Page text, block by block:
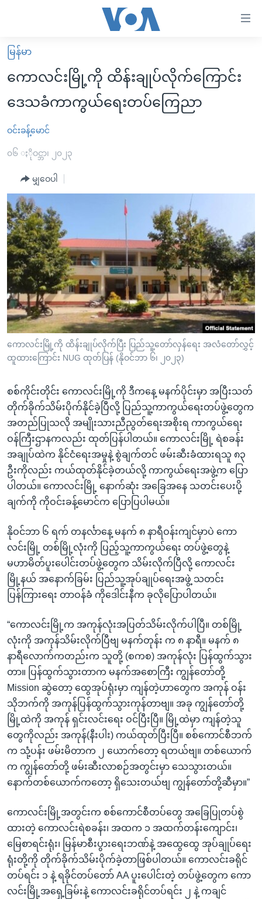
လွယ်ကူ
စေ
များ
ပင်မ
ကျော်
ကြည့်
ရန်
ပင်မ
အ
ညွန်း
စာမျက်နှာ
သို့
ကျော်
ကြည့်
ရန်
ရန်
နေရာ
သို့
ကျော်
ရန်
မူလစာမျက်နှာ
မြန်မာ
ကမ္ဘာ့သတင်းများ
နိုင်ငံတကာ
အစ္စရေး-ပါလက်စတိုင်း
ဗွီဒီယို
သတင်းလွတ်လပ်ခွင့်
အင်္ဂလိပ်စာလေ့လာမယ်
အမေရိကန်သုံးအီဒီယံ
မကြေးမုံရဲ့ အင်္ဂလိပ်စာ
ရုပ်ရှင်ထဲက အင်္ဂလိပ်စာ
သုတပဒေသာ အင်္ဂလိပ်စာ
အပတ်စဉ်ကဏ္ဍများ
ရေဒီယို
တီဗွီ
ရေဒီယိုနှင့်ရုပ်သံ အချက်အလက်များ
ရေဒီယို/တီဗွီအစီအစဉ်
Learning English
ဗွီအိုအေ လူမှုကွန်ယက်များ
မြန်မာ
ကောလင်းမြို့ကို ထိန်းချုပ်လိုက်ကြောင်း
ဒေသခံကာကွယ်ရေးတပ်ကြေညာ
ဝင်းခန့်မောင်
၀၆ ႏိုဝင္ဘာ၊ ၂၀၂၃
မျှဝေပါ
ကောလင်းမြို့ကို ထိန်းချုပ်လိုက်ပြီး ပြည်သူ့တော်လှန်ရေး အလံတော်လွှင့်
ထူထားကြောင်း NUG ထုတ်ပြန် (နိုဝင်ဘာ ၆၊ ၂၀၂၃)
စစ်ကိုင်းတိုင်း ကောလင်းမြို့ကို ဒီကနေ့ မနက်ပိုင်းမှာ အပြီးသတ်
တိုက်ခိုက်သိမ်းပိုက်နိုင်ခဲ့ပြီလို့ ပြည်သူ့ကာကွယ်ရေးတပ်ဖွဲ့တွေက
အတည်ပြုသလို အမျိုးသားညီညွတ်ရေးအစိုးရ ကာကွယ်ရေး
ဝန်ကြီးဌာနကလည်း ထုတ်ပြန်ပါတယ်။ ကောလင်းမြို့ ရဲစခန်း
အချုပ်ထဲက နိုင်ငံရေးအမှုနဲ့ စွဲချက်တင် ဖမ်းဆီးခံထားရသူ ၈၃
ဦးကိုလည်း ကယ်ထုတ်နိုင်ခဲ့တယ်လို့ ကာကွယ်ရေးအဖွဲ့က ပြော
ပါတယ်။ ကောလင်းမြို့ နောက်ဆုံး အခြေအနေ သတင်းပေးပို့
ချက်ကို ကိုဝင်းခန့်မောင်က ပြောပြပါမယ်။
နိုဝင်ဘာ ၆ ရက် တနင်္လာနေ့ မနက် ၈ နာရီဝန်းကျင်မှာပဲ ကော
လင်းမြို့ တစ်မြို့လုံးကို ပြည့်သူ့ကာကွယ်ရေး တပ်ဖွဲ့တွေနဲ့
မဟာမိတ်ပူးပေါင်းတပ်ဖွဲ့တွေက သိမ်းလိုက်ပြီလို့ ကောလင်း
မြို့နယ် အနောက်ခြမ်း ပြည်သူ့အုပ်ချုပ်ရေးအဖွဲ့ သတင်း
ပြန်ကြားရေး တာဝန်ခံ ကိုဒေါင်းနီက ခုလိုပြောပါတယ်။
“ကောလင်းမြို့က အကုန်လုံးအပြတ်သိမ်းလိုက်ပါပြီ။ တစ်မြို့
လုံးကို အကုန်သိမ်းလိုက်ပြီဗျ မနက်တုန်း က ၈ နာရီ။ မနက် ၈
နာရီလောက်ကတည်းက သူတို့ (စကစ) အကုန်လုံး ပြန်ထွက်သွား
တာ။ ပြန်ထွက်သွားတာက မနက်အစောကြီး ကျွန်တော်တို့
Mission ဆွဲတော့ ထွေအုပ်ရုံးမှာ ကျန်တဲ့ဟာတွေက အကုန် ဝန်း
သိုဘက်ကို အကုန်ပြန်ထွက်သွားကုန်တာဗျ။ အခု ကျွန်တော်တို့
မြို့ထဲကို အကုန် ရှင်းလင်းရေး ဝင်ပြီးပြီ။ မြို့ထဲမှာ ကျန်တဲ့သူ
တွေကိုလည်း အကုန်(နီးပါး) ကယ်ထုတ်ပြီးပြီ။ စစ်ကောင်စီဘက်
က သုံ့ပန်း ဖမ်းမိတာက ၂ ယောက်တော့ ရတယ်ဗျ။ တစ်ယောက်
က ကျွန်တော်တို့ ဖမ်းဆီးလာစဉ်အတွင်းမှာ သေသွားတယ်။
နောက်တစ်ယောက်ကတော့ ရှိသေးတယ်ဗျ ကျွန်တော်တို့ဆီမှာ။”
ကောလင်းမြို့အတွင်းက စစ်ကောင်စီတပ်တွေ အခြေပြုတပ်စွဲ
ထားတဲ့ ကောလင်းရဲစခန်း၊ အထက ၁ အထက်တန်းကျောင်း၊
မြေစာရင်းရုံး၊ မြန်မာစီးပွားရေးဘဏ်နဲ့ အထွေထွေ အုပ်ချုပ်ရေး
ရုံးတို့ကို တိုက်ခိုက်သိမ်းပိုက်ခဲ့တာဖြစ်ပါတယ်။ ကောလင်းခရိုင်
တပ်ရင်း ၁ နဲ့ ရခိုင်တပ်တော် AA ပူးပေါင်းတဲ့ တပ်ဖွဲ့တွေက ကော
လင်းမြို့အရှေ့ခြမ်းနဲ့ ကောလင်းခရိုင်တပ်ရင်း ၂ နဲ့ ကချင်